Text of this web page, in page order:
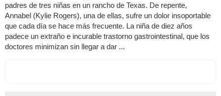
padres de tres niñas en un rancho de Texas. De repente,
Annabel (Kylie Rogers), una de ellas, sufre un dolor insoportable
que cada día se hace más frecuente. La niña de diez años
padece un extraño e incurable trastorno gastrointestinal, que los
doctores minimizan sin llegar a dar ...